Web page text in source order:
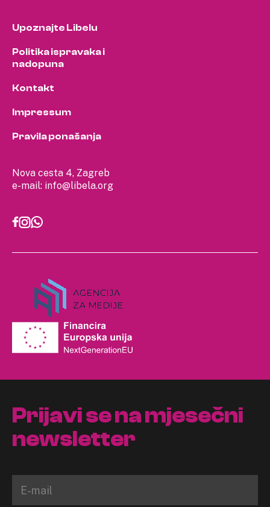
Nova cesta 4, Zagreb
e-mail: info@libela.org
Upoznajte Libelu
Politika ispravaka i
nadopuna
Kontakt
Impressum
Pravila ponašanja
Prijavi se na mjesečni
newsletter